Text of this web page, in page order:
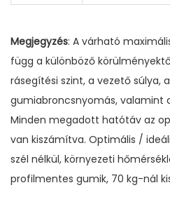
Megjegyzés: A várható
függ a különböző
rásegítési szint, a vezető súlya,
gumiabroncsnyomás, valamint
Minden megadott hatótáv az
van kiszámítva. Optimális /
szél nélkül, környezeti
profilmentes gumik, 70 kg-nál